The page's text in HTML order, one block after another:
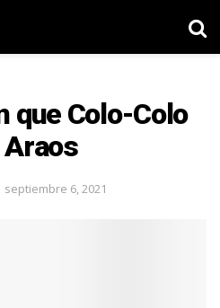
que Colo-Colo
septiembre 6, 2021